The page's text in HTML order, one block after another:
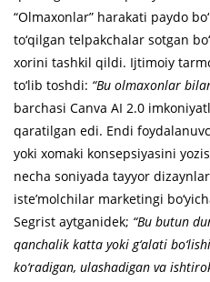
“Olmaxonlar” harakati paydo
to‘qilgan telpakchalar sotgan
xorini tashkil qildi. Ijtimoiy
to‘lib toshdi: “Bu olmaxonlar
barchasi Canva AI 2.0
qaratilgan edi. Endi
yoki xomaki konsepsiyasini
necha soniyada tayyor
iste’molchilar marketingi
Segrist aytganidek; “Bu butun
qanchalik katta yoki g‘alati
ko‘radigan, ulashadigan va